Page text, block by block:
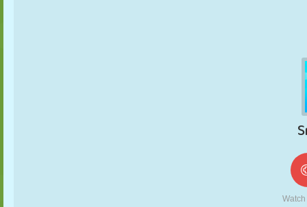
VELHA